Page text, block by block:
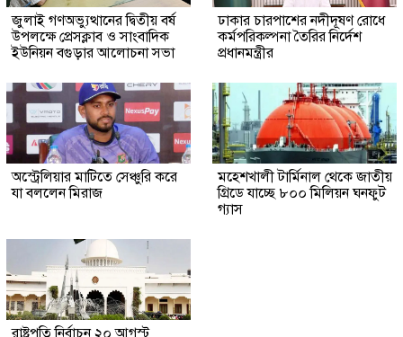
জুলাই গণঅভ্যুত্থানের দ্বিতীয় বর্ষ
উপলক্ষে প্রেসক্লাব ও সাংবাদিক
ইউনিয়ন বগুড়ার আলোচনা সভা
ঢাকার চারপাশের নদীদূষণ রোধে
কর্মপরিকল্পনা তৈরির নির্দেশ
প্রধানমন্ত্রীর
অস্ট্রেলিয়ার মাটিতে সেঞ্চুরি করে
যা বললেন মিরাজ
মহেশখালী টার্মিনাল থেকে জাতীয়
গ্রিডে যাচ্ছে ৮০০ মিলিয়ন ঘনফুট
গ্যাস
রাষ্ট্রপতি নির্বাচন ২০ আগস্ট